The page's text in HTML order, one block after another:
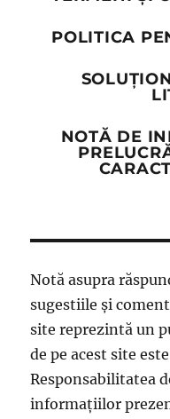
POLITICA
NOTĂ DE
Notă asupra
sugestiile și
site reprezintă un
de pe acest site
Responsabilitatea
informațiilor